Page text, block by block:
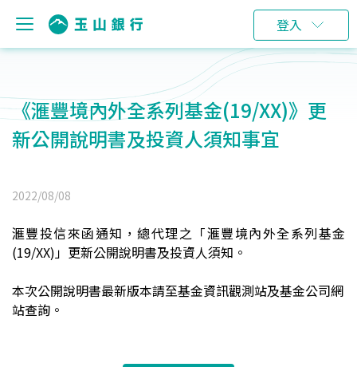
登入
《滙豐境內外全系列基金(19/XX)》更
新公開說明書及投資人須知事宜
2022/08/08
滙豐投信來函通知，總代理之「滙豐境內外全系列基金
(19/XX)」更新公開說明書及投資人須知。
本次公開說明書最新版本請至基金資訊觀測站及基金公司網
站查詢。